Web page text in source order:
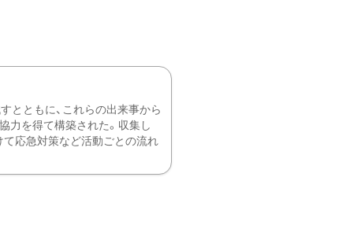
とともに、これらの出来事から
力を得て構築された。収集し
応急対策など活動ごとの流れ